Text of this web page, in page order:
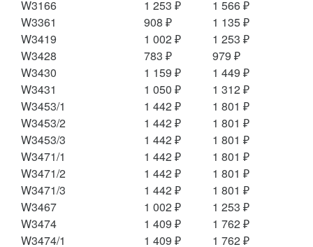
W3166
1 253 ₽
1 566 ₽
W3361
908 ₽
1 135 ₽
W3419
1 002 ₽
1 253 ₽
W3428
783 ₽
979 ₽
W3430
1 159 ₽
1 449 ₽
W3431
1 050 ₽
1 312 ₽
W3453/1
1 442 ₽
1 801 ₽
W3453/2
1 442 ₽
1 801 ₽
W3453/3
1 442 ₽
1 801 ₽
W3471/1
1 442 ₽
1 801 ₽
W3471/2
1 442 ₽
1 801 ₽
W3471/3
1 442 ₽
1 801 ₽
W3467
1 002 ₽
1 253 ₽
W3474
1 409 ₽
1 762 ₽
W3474/1
1 409 ₽
1 762 ₽